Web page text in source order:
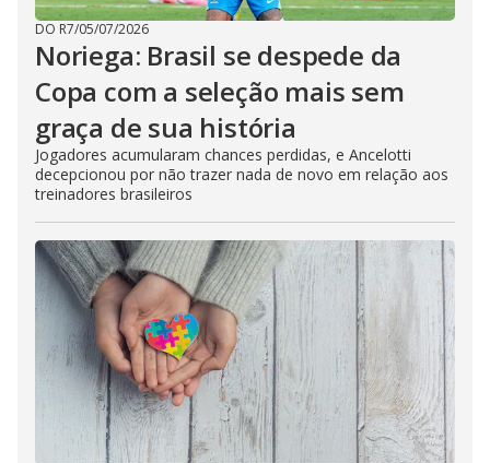
DO R7/05/07/2026
Noriega: Brasil se despede da
Copa com a seleção mais sem
graça de sua história
Jogadores acumularam chances perdidas, e Ancelotti
decepcionou por não trazer nada de novo em relação aos
treinadores brasileiros